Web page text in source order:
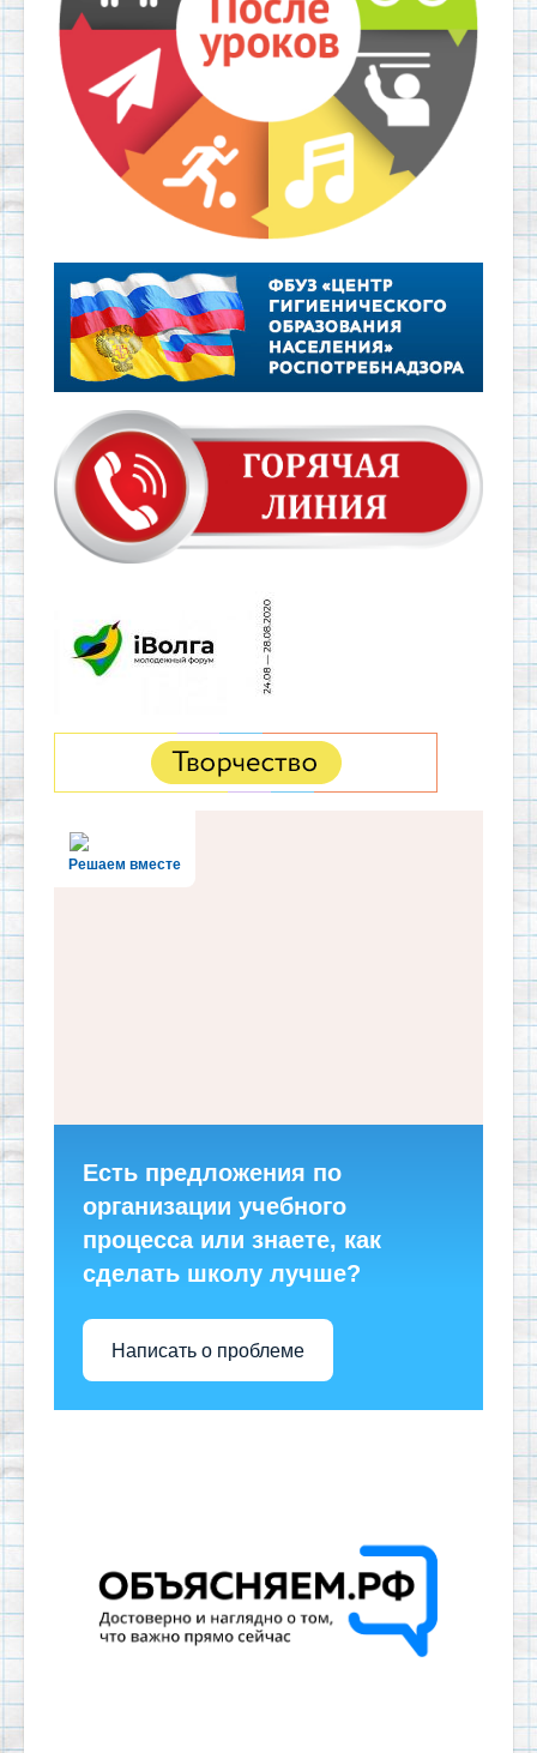
Решаем вместе
Есть предложения по
организации учебного
процесса или знаете, как
сделать школу лучше?
Написать о проблеме